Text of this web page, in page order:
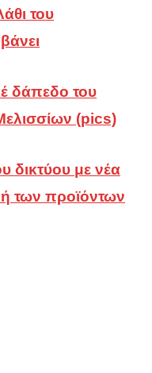
του
δάπεδο του
(pics)
δικτύου με νέα
των προϊόντων